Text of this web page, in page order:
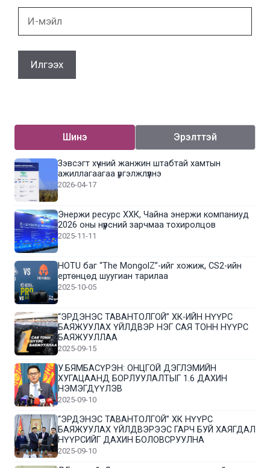
мэйл
Шинэ Эрэлттэй
Зэвсэгт хүчний жанжин штабтай хамтын
ажиллагаагаа үргэлжлүүлнэ
2026-04-17
Энержи ресурс ХХК, Чайна энержи компаниуд
2026 оны нүүрсний зарчмаа тохиролцов
2025-11-11
HOTU баг “The MongolZ”-ийг хожиж, CS2-ийн
ертөнцөд шуугиан тарилаа
2025-10-05
“ЭРДЭНЭС ТАВАНТОЛГОЙ” ХК-ИЙН НҮҮРС
БАЯЖУУЛАХ ҮЙЛДВЭР НЭГ САЯ ТОНН НҮҮРС
БАЯЖУУЛЛАА
2025-09-15
У.БЯМБАСҮРЭН: ОНЦГОЙ ДЭГЛЭМИЙН
ХУГАЦААНД БОРЛУУЛАЛТЫГ 1.6 ДАХИН
НЭМЭГДҮҮЛЭВ
2025-09-10
“ЭРДЭНЭС ТАВАНТОЛГОЙ” ХК НҮҮРС
БАЯЖУУЛАХ ҮЙЛДВЭРЭЭС ГАРЧ БУЙ ХАЯГДАЛ
НҮҮРСИЙГ ДАХИН БОЛОВСРУУЛНА
2025-09-10